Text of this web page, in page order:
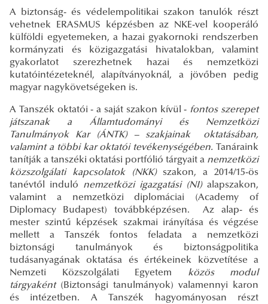
A biztonság- és védelempolitikai szakon tanulók részt
vehetnek ERASMUS képzésben az NKE-vel kooperáló
külföldi egyetemeken, a hazai gyakornoki rendszerben
kormányzati és közigazgatási hivatalokban, valamint
gyakorlatot szerezhetnek hazai és nemzetközi
kutatóintézeteknél, alapítványoknál, a jövőben pedig
magyar nagykövetségeken is.
A Tanszék oktatói - a saját szakon kívül - fontos szerepet
játszanak a Államtudományi és Nemzetközi
Tanulmányok Kar (ÁNTK) – szakjainak oktatásában,
valamint a többi kar oktatói tevékenységében. Tanáraink
tanítják a tanszéki oktatási portfólió tárgyait a nemzetközi
közszolgálati kapcsolatok (NKK)szakon, a 2014/15-ös
tanévtől induló nemzetközi igazgatási (NI)alapszakon,
valamint a nemzetközi diplomáciai (Academy of
Diplomacy Budapest) továbbképzésen. Az alap- és
mester szintű képzések szakmai irányítása és végzése
mellett a Tanszék fontos feladata a nemzetközi
biztonsági tanulmányok és biztonságpolitika
tudásanyagának oktatása és értékeinek közvetítése a
Nemzeti Közszolgálati Egyetem közös modul
tárgyaként(Biztonsági tanulmányok) valamennyi karon
és intézetben. A Tanszék hagyományosan részt